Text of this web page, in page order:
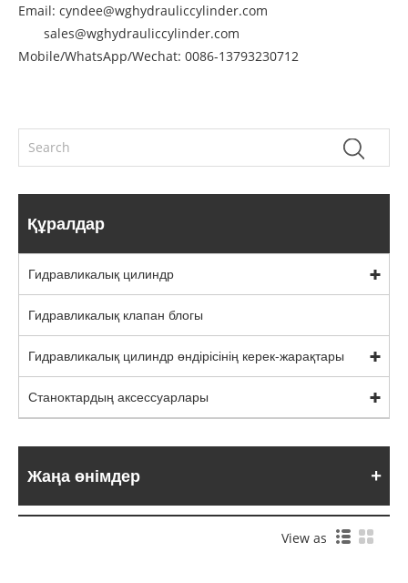
Email: cyndee@wghydrauliccylinder.com
sales@wghydrauliccylinder.com
Mobile/WhatsApp/Wechat: 0086-13793230712
Құралдар
Гидравликалық цилиндр
Гидравликалық клапан блогы
Гидравликалық цилиндр өндірісінің керек-жарақтары
Станоктардың аксессуарлары
Жаңа өнімдер
View as